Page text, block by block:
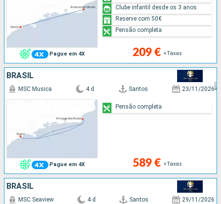
Pague em 4X 209 € +Taxas
Clube infantil desde os 3 anos
Reserve com 50€
Pensão completa
BRASIL
Pague em 4X
MSC Musica 4 d Santos 23/11/2026
589 € +Taxas
Pensão completa
BRASIL
MSC Seaview 4 d Santos 29/11/2026